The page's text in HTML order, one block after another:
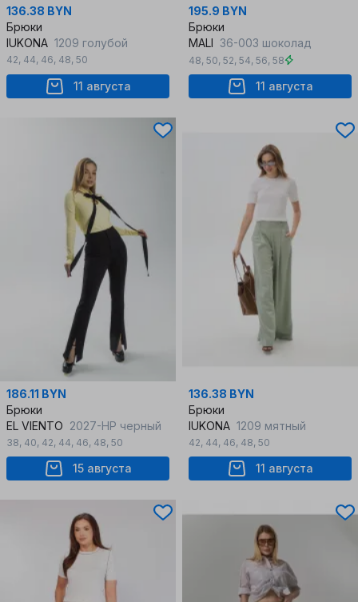
136.38 BYN
Брюки
IUKONA 1209 голубой
42, 44, 46, 48, 50
11 августа
195.9 BYN
Брюки
MALI 36-003 шоколад
48, 50, 52, 54, 56, 58
11 августа
186.11 BYN
Брюки
EL VIENTO 2027-HP черный
38, 40, 42, 44, 46, 48, 50
15 августа
136.38 BYN
Брюки
IUKONA 1209 мятный
42, 44, 46, 48, 50
11 августа